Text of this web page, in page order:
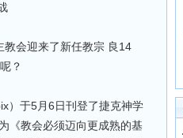
教会迎来了新任教宗 良14
？
）于5月6日刊登了捷克神学
《教会必须迈向更成熟的基